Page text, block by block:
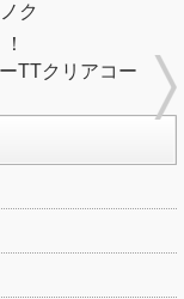
ク
TTクリアコー